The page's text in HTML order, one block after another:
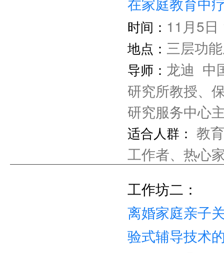
工作坊一：
在家庭教育中
时间： 11月5日
地点： 三层功
导师：龙迪 中
研究所教授、
研究服务中心
适合人群：教
工作者、热心
工作坊二：
离婚家庭亲子